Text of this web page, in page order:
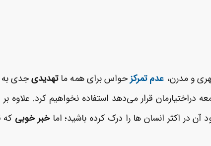
و مدرن، عدم تمرکزحواس برای همه ماتهدیدیجدی به
دراختیارمان قرار می‌دهد استفاده نخواهیم کرد. علاوه
آن در اکثر انسان­ ها را درک کرده باشید؛ اماخبر خوبی که